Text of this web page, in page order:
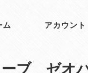
ム アカウント
ーブ ゼオ